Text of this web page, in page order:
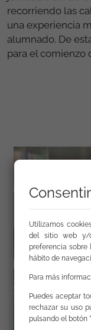
recorriendo las
una experiencia
alumnado. De
para el comienzo
Utilizamos
del sitio web y/
preferencia
hábito de
Para más
Puedes aceptar
rechazar su uso
pulsando el botón